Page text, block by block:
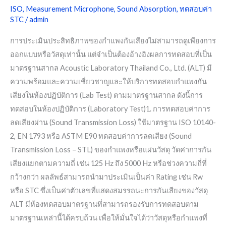
ISO, Measurement Microphone, Sound Absorption, ทดสอบค่า
STC/admin
การประเมินประสิทธิภาพของกำแพงกันเสียงไม่สามารถดูเพียงการ
ออกแบบหรือวัสดุเท่านั้น แต่จำเป็นต้องอ้างอิงผลการทดสอบที่เป็น
มาตรฐานสากล Acoustic Laboratory Thailand Co., Ltd. (ALT) มี
ความพร้อมและความเชี่ยวชาญและให้บริการทดสอบกำแพงกัน
เสียงในห้องปฏิบัติการ (Lab Test) ตามมาตรฐานสากล ดังนี้การ
ทดสอบในห้องปฏิบัติการ (Laboratory Test)1. การทดสอบค่าการ
ลดเสียงผ่าน (Sound Transmission Loss) ใช้มาตรฐาน ISO 10140-
2, EN 1793 หรือ ASTM E90 ทดสอบค่าการลดเสียง (Sound
Transmission Loss – STL) ของกำแพงหรือแผ่นวัสดุ วัดค่าการกัน
เสียงแยกตามความถี่ เช่น 125 Hz ถึง 5000 Hz หรือช่วงความถี่ที่
กว้างกว่า ผลลัพธ์สามารถนำมาประเมินเป็นค่า Rating เช่น Rw
หรือ STC ซึ่งเป็นค่าตัวเลขที่แสดงสมรรถนะการกันเสียงของวัสดุ
ALT มีห้องทดสอบมาตรฐานที่สามารถรองรับการทดสอบตาม
มาตรฐานเหล่านี้ได้ครบถ้วน เพื่อให้มั่นใจได้ว่าวัสดุหรือกำแพงที่